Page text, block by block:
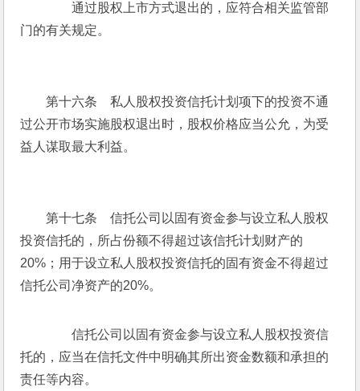
通过股权上市方式退出的，应符合相关监管部
门的有关规定。
第十六条　私人股权投资信托计划项下的投资不通
过公开市场实施股权退出时，股权价格应当公允，为受
益人谋取最大利益。
第十七条　信托公司以固有资金参与设立私人股权
投资信托的，所占份额不得超过该信托计划财产的
20%；用于设立私人股权投资信托的固有资金不得超过
信托公司净资产的20%。
信托公司以固有资金参与设立私人股权投资信
托的，应当在信托文件中明确其所出资金数额和承担的
责任等内容。